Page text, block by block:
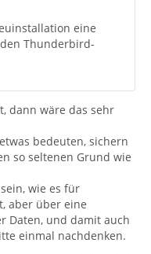
eine
Thunderbird-
dann wäre das sehr
bedeuten, sichern
so seltenen Grund wie
wie es für
aber über eine
Daten, und damit auch
einmal nachdenken.